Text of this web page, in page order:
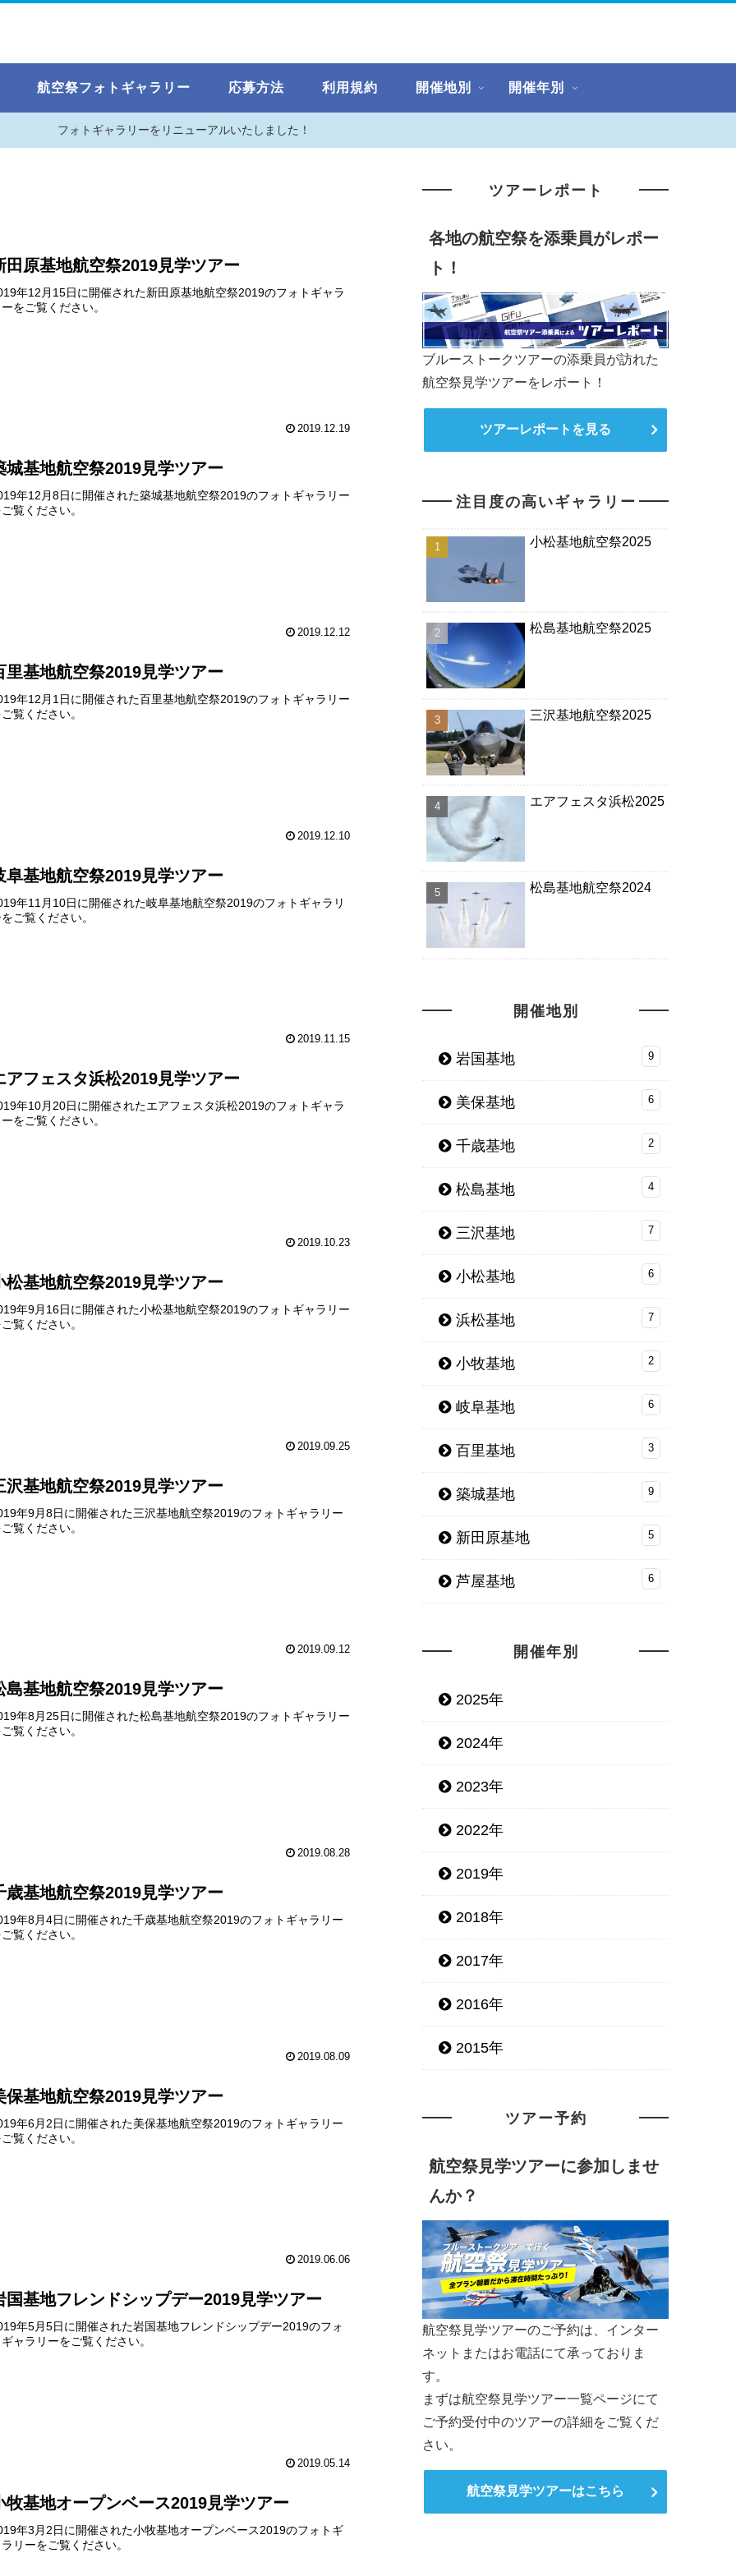
航空祭フォトギャラリー 応募方法 利用規約 開催地別 開催年別
フォトギャラリーをリニューアルいたしました！
田原基地航空祭2019見学ツアー
年12月15日に開催された新田原基地航空祭2019のフォトギャラ
をご覧ください。
2019.12.19
城基地航空祭2019見学ツアー
年12月8日に開催された築城基地航空祭2019のフォトギャラリー
覧ください。
2019.12.12
里基地航空祭2019見学ツアー
年12月1日に開催された百里基地航空祭2019のフォトギャラリー
覧ください。
2019.12.10
阜基地航空祭2019見学ツアー
年11月10日に開催された岐阜基地航空祭2019のフォトギャラリ
ご覧ください。
2019.11.15
アフェスタ浜松2019見学ツアー
年10月20日に開催されたエアフェスタ浜松2019のフォトギャラ
をご覧ください。
2019.10.23
松基地航空祭2019見学ツアー
年9月16日に開催された小松基地航空祭2019のフォトギャラリー
覧ください。
2019.09.25
沢基地航空祭2019見学ツアー
年9月8日に開催された三沢基地航空祭2019のフォトギャラリー
覧ください。
2019.09.12
島基地航空祭2019見学ツアー
年8月25日に開催された松島基地航空祭2019のフォトギャラリー
覧ください。
2019.08.28
歳基地航空祭2019見学ツアー
年8月4日に開催された千歳基地航空祭2019のフォトギャラリー
覧ください。
2019.08.09
保基地航空祭2019見学ツアー
年6月2日に開催された美保基地航空祭2019のフォトギャラリー
覧ください。
2019.06.06
国基地フレンドシップデー2019見学ツアー
年5月5日に開催された岩国基地フレンドシップデー2019のフォ
ャラリーをご覧ください。
2019.05.14
牧基地オープンベース2019見学ツアー
年3月2日に開催された小牧基地オープンベース2019のフォトギ
リーをご覧ください。
ツアーレポート
各地の航空祭を添乗員がレポー
ト！
ブルーストークツアーの添乗員が訪れた
航空祭見学ツアーをレポート！
ツアーレポートを見る
注目度の高いギャラリー
小松基地航空祭2025
松島基地航空祭2025
三沢基地航空祭2025
エアフェスタ浜松2025
松島基地航空祭2024
開催地別
岩国基地 9
美保基地 6
千歳基地 2
松島基地 4
三沢基地 7
小松基地 6
浜松基地 7
小牧基地 2
岐阜基地 6
百里基地 3
築城基地 9
新田原基地 5
芦屋基地 6
開催年別
2025年
2024年
2023年
2022年
2019年
2018年
2017年
2016年
2015年
ツアー予約
航空祭見学ツアーに参加しませ
んか？
航空祭見学ツアーのご予約は、インター
ネットまたはお電話にて承っておりま
す。
まずは航空祭見学ツアー一覧ページにて
ご予約受付中のツアーの詳細をご覧くだ
さい。
航空祭見学ツアーはこちら